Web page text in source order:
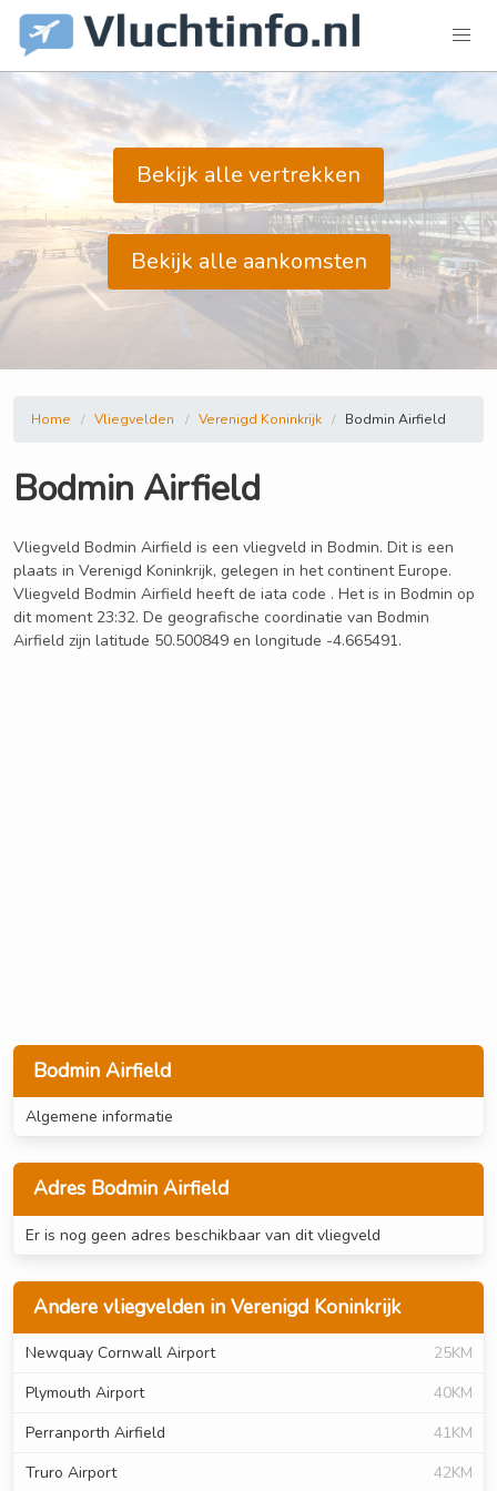
Bekijk alle vertrekken
Bekijk alle aankomsten
Bodmin Airfield
Algemene informatie
Adres Bodmin Airfield
Er is nog geen adres beschikbaar van dit vliegveld
Andere vliegvelden in Verenigd Koninkrijk
Newquay Cornwall Airport
25KM
Plymouth Airport
40KM
Perranporth Airfield
41KM
Truro Airport
42KM
Home Vliegvelden Verenigd Koninkrijk Bodmin Airfield
Bodmin Airfield
Vliegveld Bodmin Airfield is een vliegveld in Bodmin. Dit is een
plaats in Verenigd Koninkrijk, gelegen in het continent Europe.
Vliegveld Bodmin Airfield heeft de iata code . Het is in Bodmin op
dit moment 23:32. De geografische coordinatie van Bodmin
Airfield zijn latitude 50.500849 en longitude -4.665491.